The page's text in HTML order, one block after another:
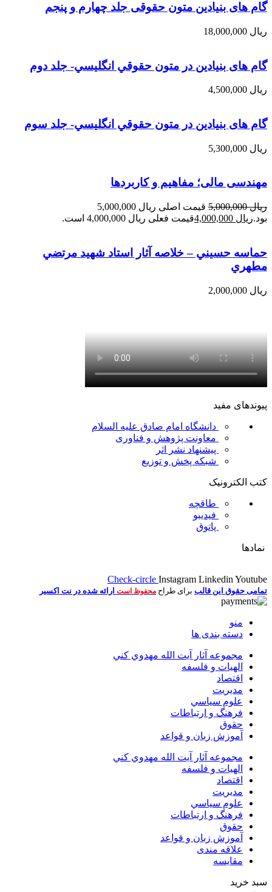
گام های بنیادین متون حقوقی جلد چهارم و پنجم
ریال
گام های بنیادین در متون حقوقي انگليسي- جلد دوم
ریال
گام های بنیادین در متون حقوقي انگليسي- جلد سوم
ریال
مهندسی مالی؛ مفاهیم و کاربردها
ریال5,000,000
قیمت اصلی ریال 5,000,000
بود.ریال قیمت فعلی ریال 4,000,000 است.
حماسه حسيني – خلاصه آثار استاد شهيد مرتضي
مطهري
ریال
پیوندهای مفید
دانشگاه امام صادق علیه السلام
معاونت پژوهش و فناوری
پیشنهاد نشر اثر
شبکه پخش و توزیع
کتب الکترونیک
طاقچه
فیدیبو
پاتوق
نمادها
Check-circle Instagram Linkedin Youtube
تمامی حقوق این قالب برای طراح محفوظ است ارائه شده در نت اکسیر
منو
دسته بندی ها
مجموعه آثار آيت الله مهدوي كني
الهیات و فلسفه
اقتصاد
مديريت
علوم سياسي
فرهنگ و ارتباطات
حقوق
آموزش زبان و قواعد
مجموعه آثار آيت الله مهدوي كني
الهیات و فلسفه
اقتصاد
مديريت
علوم سياسي
فرهنگ و ارتباطات
حقوق
آموزش زبان و قواعد
علاقه مندی
مقایسه
سبد خرید